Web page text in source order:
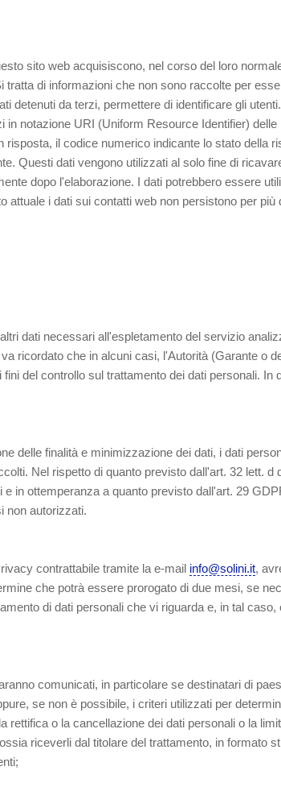
sito web acquisiscono, nel corso del loro
di informazioni che non sono raccolte per
detenuti da terzi, permettere di identificare gli
notazione URI (Uniform Resource Identifier)
il codice numerico indicante lo stato della
Questi dati vengono utilizzati al solo fine di
dopo l'elaborazione. I dati potrebbero essere
i dati sui contatti web non persistono per più
dati necessari all'espletamento del servizio
ricordato che in alcuni casi, l'Autorità (Garante o
del controllo sul trattamento dei dati personali.
delle finalità e minimizzazione dei dati, i dati
Nel rispetto di quanto previsto dall'art. 32 lett.
in ottemperanza a quanto previsto dall'art. 29
non autorizzati.
contrattabile tramite la e-mail info@solini.it,
che potrà essere prorogato di due mesi, se
di dati personali che vi riguarda e, in tal
comunicati, in particolare se destinatari di
se non è possibile, i criteri utilizzati per
o la cancellazione dei dati personali o la
riceverli dal titolare del trattamento, in formato